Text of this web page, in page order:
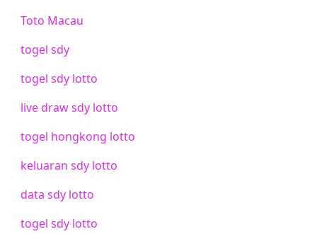
Toto Macau
togel sdy
togel sdy lotto
live draw sdy lotto
togel hongkong lotto
keluaran sdy lotto
data sdy lotto
togel sdy lotto